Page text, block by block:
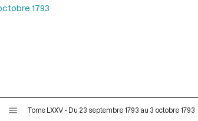
1793
Tome LXXV - Du 23 septembre 1793 au 3 octobre 1793